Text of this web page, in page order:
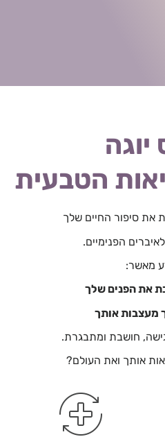
יוגה
הטבעית
את סיפור החיים שלך
הפנימיים.
מאשר:
את הפנים שלך
מעצבות אותך
חושבת ומתבגרת.
אותך ואת העולם?